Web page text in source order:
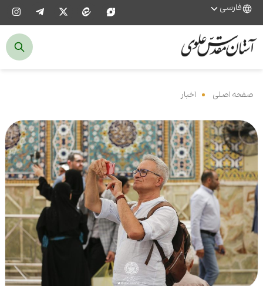
فارسی
صفحه اصلی اخبار